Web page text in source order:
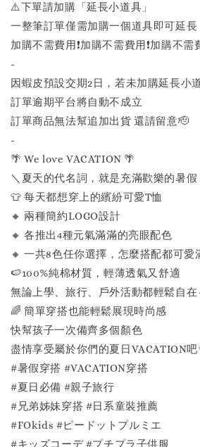
⚠️下單請加購「延長小道具」
一整筆訂單僅需加購一個道具即可延長
加購不需費用❗️加購不需費用❗️加購不需
-
因蝦皮預設交期2日，若未加購延長小
訂單逾期平台將自動不成立
訂單商品無法幫追加出貨 還請留意🫡
-
🌴 We love VACATION 🌴
＼夏天的代名詞，就是充滿歡樂的暑假
👕 每天都想穿上的繽紛可愛T恤
🔸 兩種簡約LOGO設計
🔸 各推出4種元氣滿滿的亮眼配色
🔸 一共8色任你選擇，怎麼搭配都可愛
🍉100%純棉材質，輕薄透氣又舒適
無論上學、旅行、戶外活動都輕鬆自在
🌈 簡單穿搭也能輕鬆展現時尚感
快幫孩子一次備齊多個顏色
盡情享受屬於你們的夏日VACATION吧
#暑假穿搭 #VACATION穿搭
#夏日必備 #親子旅行
#兄弟姊妹穿搭 #日系童裝推薦
#FOkids #ピードットプルミエ
#キッズコーデ #プチプラ子供服